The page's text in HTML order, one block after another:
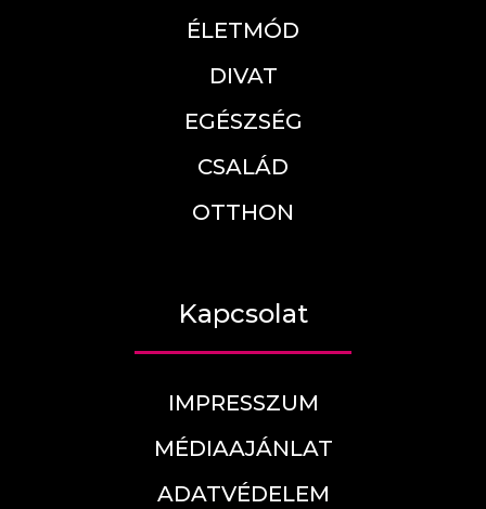
ÉLETMÓD
DIVAT
EGÉSZSÉG
CSALÁD
OTTHON
Kapcsolat
IMPRESSZUM
MÉDIAAJÁNLAT
ADATVÉDELEM